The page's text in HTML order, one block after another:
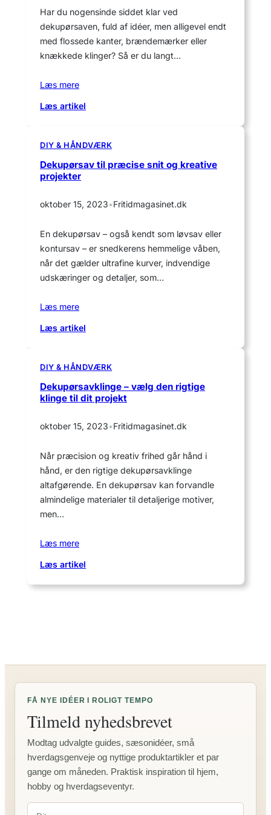
Har du nogensinde siddet klar ved
dekupørsaven, fuld af idéer, men alligevel endt
med flossede kanter, brændemærker eller
knækkede klinger? Så er du langt…
Læs mere
Læs artikel
jeg
rigtige
til
DIY & HÅNDVÆRK
Dekupørsav til præcise snit og kreative
projekter
oktober 15, 2023•Fritidmagasinet.dk
En dekupørsav – også kendt som løvsav eller
kontursav – er snedkerens hemmelige våben,
når det gælder ultrafine kurver, indvendige
udskæringer og detaljer, som…
Læs mere
Læs artikel
præcise
snit
og
kreative
projekter
DIY & HÅNDVÆRK
Dekupørsavklinge – vælg den rigtige
klinge til dit projekt
oktober 15, 2023•Fritidmagasinet.dk
Når præcision og kreativ frihed går hånd i
hånd, er den rigtige dekupørsavklinge
altafgørende. En dekupørsav kan forvandle
almindelige materialer til detaljerige motiver,
men…
Læs mere
Læs artikel
–
projekt
FÅ NYE IDÉER I ROLIGT TEMPO
Tilmeld nyhedsbrevet
Modtag udvalgte guides, sæsonidéer, små
hverdagsgenveje og nyttige produktartikler et par
gange om måneden. Praktisk inspiration til hjem,
hobby og hverdagseventyr.